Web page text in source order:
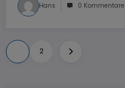
Hans 0 Kommentare
Seitennummerierung
der
2